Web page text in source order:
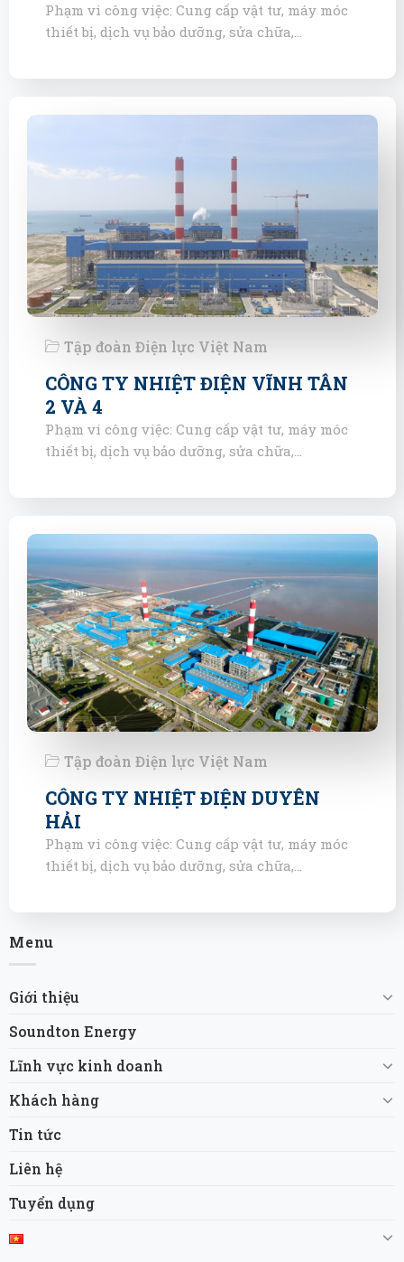
Phạm vi công việc: Cung cấp vật tư, máy móc
thiết bị, dịch vụ bảo dưỡng, sửa chữa,…
Tập đoàn Điện lực Việt Nam
CÔNG TY NHIỆT ĐIỆN VĨNH TÂN
2 VÀ 4
Phạm vi công việc: Cung cấp vật tư, máy móc
thiết bị, dịch vụ bảo dưỡng, sửa chữa,…
Tập đoàn Điện lực Việt Nam
CÔNG TY NHIỆT ĐIỆN DUYÊN
HẢI
Phạm vi công việc: Cung cấp vật tư, máy móc
thiết bị, dịch vụ bảo dưỡng, sửa chữa,…
Menu
Giới thiệu
Soundton Energy
Lĩnh vực kinh doanh
Khách hàng
Tin tức
Liên hệ
Tuyển dụng